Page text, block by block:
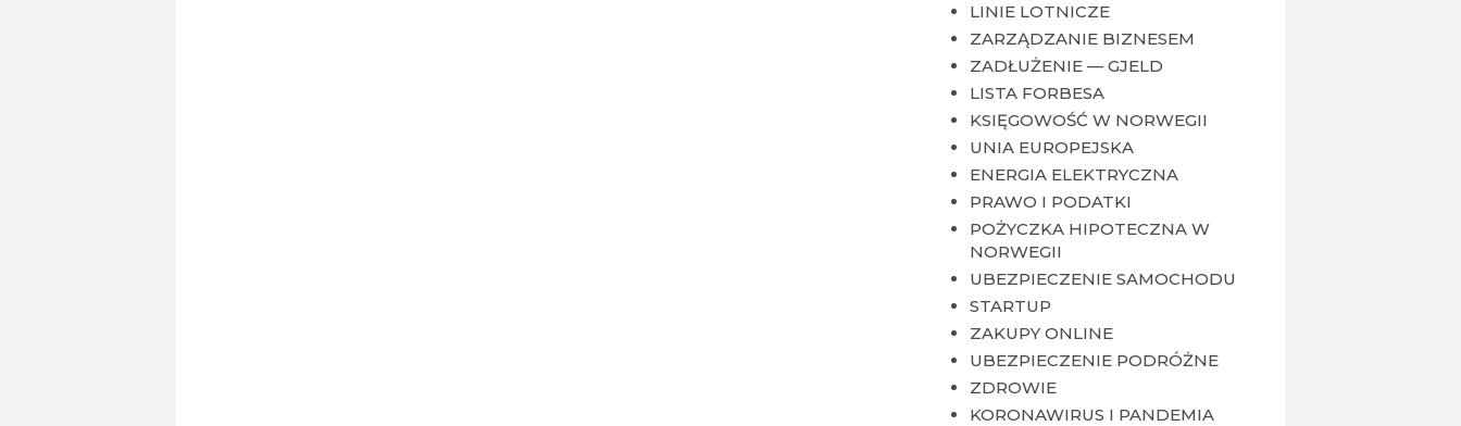
LINIE LOTNICZE
ZARZĄDZANIE BIZNESEM
ZADŁUŻENIE — GJELD
LISTA FORBESA
KSIĘGOWOŚĆ W NORWEGII
UNIA EUROPEJSKA
ENERGIA ELEKTRYCZNA
PRAWO I PODATKI
POŻYCZKA HIPOTECZNA W
NORWEGII
UBEZPIECZENIE SAMOCHODU
STARTUP
ZAKUPY ONLINE
UBEZPIECZENIE PODRÓŻNE
ZDROWIE
KORONAWIRUS I PANDEMIA